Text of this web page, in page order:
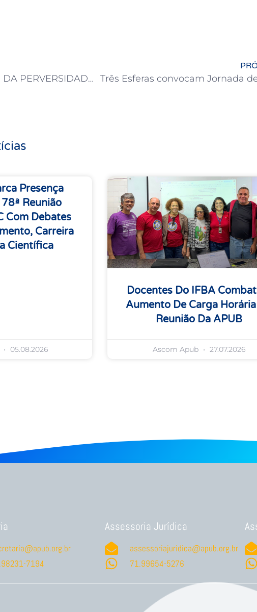
PEC 06 PELO FIM DA PERVERSIDADE CONTRA APOSENTADOS E PENSIONISTAS
Presença
Reunião
Com Debates
Carreira
Científica
05.08.2026
Docentes Do IFBA
Aumento De Carga
Reunião Da APUB
Ascom Apub 27.07.2026
7194
Assessoria Jurídica
assessoriajuridica@apub.org.br
71.99654-5276